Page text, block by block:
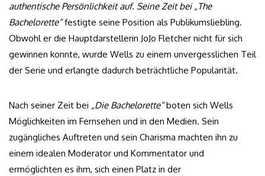
authentische Persönlichkeit auf. Seine Zeit bei „The
Bachelorette“festigte seine Position als Publikumsliebling.
Obwohl er die Hauptdarstellerin JoJo Fletcher nicht für sich
gewinnen konnte, wurde Wells zu einem unvergesslichen Teil
der Serie und erlangte dadurch beträchtliche Popularität.
Nach seiner Zeit bei „Die Bachelorette“boten sich Wells
Möglichkeiten im Fernsehen und in den Medien. Sein
zugängliches Auftreten und sein Charisma machten ihn zu
einem idealen Moderator und Kommentator und
ermöglichten es ihm, sich einen Platz in der